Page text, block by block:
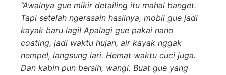
“Awalnya gue mikir detailing itu mahal banget.
Tapi setelah ngerasain hasilnya, mobil gue jadi
kayak baru lagi! Apalagi gue pakai nano
coating, jadi waktu hujan, air kayak nggak
nempel, langsung lari. Hemat waktu cuci juga.
Dan kabin pun bersih, wangi. Buat gue yang